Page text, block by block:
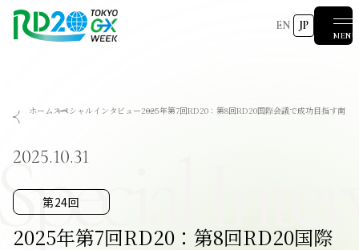
EN JP
MENU
RD20とはアクションコミッティースペシャルインタビュー
会議成果物
2024-リーダーズレコメンデーション2024デリー
国際会議
2026 AI for Energy Workshop
ハイライト
お知らせ
ホームスペシャルインタビュー2025年第7回RD20：第8回RD20国際会議で成功目指す南ア
2025.10.31
第24回
2025年第7回RD20：第8回RD20国際